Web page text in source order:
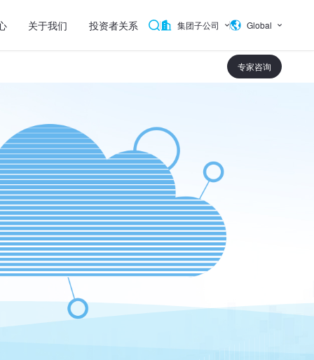
关于我们 投资者关系 集团子公司 Global
专家咨询